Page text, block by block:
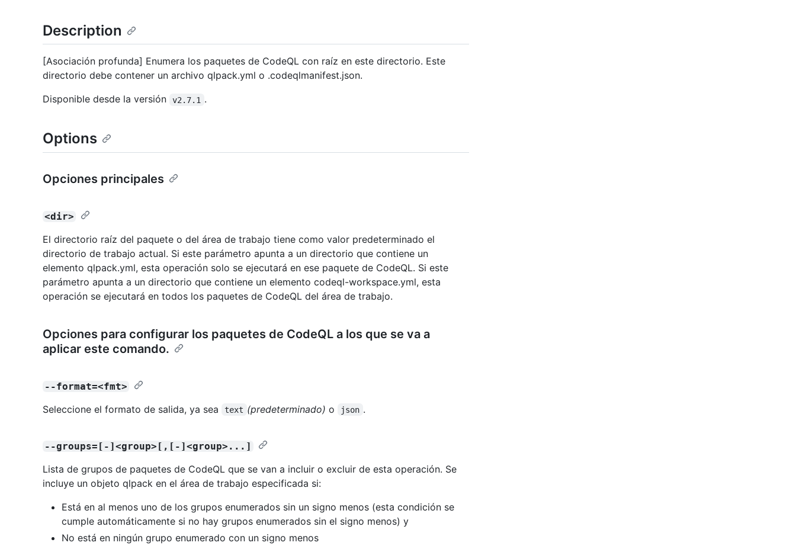
Description
[Asociación profunda] Enumera los paquetes de CodeQL con raíz en este directorio. Este
directorio debe contener un archivo qlpack.yml o .codeqlmanifest.json.
Disponible desde la versión
v2.7.1 .
Options
Opciones principales
<dir>
El directorio raíz del paquete o del área de trabajo tiene como valor predeterminado el
directorio de trabajo actual. Si este parámetro apunta a un directorio que contiene un
elemento qlpack.yml, esta operación solo se ejecutará en ese paquete de CodeQL. Si este
parámetro apunta a un directorio que contiene un elemento codeql-workspace.yml, esta
operación se ejecutará en todos los paquetes de CodeQL del área de trabajo.
Opciones para configurar los paquetes de CodeQL a los que se va a
aplicar este comando.
--format=<fmt>
Seleccione el formato de salida, ya sea text (predeterminado) o json .
--groups=[-]<group>[,[-]<group>...]
Lista de grupos de paquetes de CodeQL que se van a incluir o excluir de esta operación. Se
incluye un objeto qlpack en el área de trabajo especificada si:
Está en al menos uno de los grupos enumerados sin un signo menos (esta condición se
cumple automáticamente si no hay grupos enumerados sin el signo menos) y
No está en ningún grupo enumerado con un signo menos